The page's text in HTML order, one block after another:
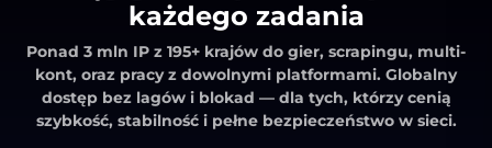
każdego zadania
Ponad 3 mln IP z 195+ krajów do gier, scrapingu, multi-
kont, oraz pracy z dowolnymi platformami. Globalny
dostęp bez lagów i blokad — dla tych, którzy cenią
szybkość, stabilność i pełne bezpieczeństwo w sieci.